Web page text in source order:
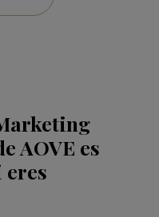
AOVE es